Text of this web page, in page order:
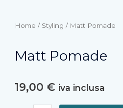
Home / Styling / Matt Pomade
Matt Pomade
19,00 € iva inclusa